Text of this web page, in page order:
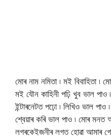
মোৰ নাম নমিতা ৷ মই বিবাহিতা
মই যৌন কাহিনী পঢ়ি খুব ভাল
ইন্টাৰনেটত পঢ়ো ৷ লিখিও ভাল পাও
শ্বেয়াৰ কৰি ভাল পাও ৷ মোৰ
লগৰকেইজনীৰ লগত হোৱা আমাৰ